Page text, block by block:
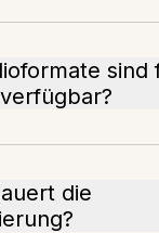
sind
die